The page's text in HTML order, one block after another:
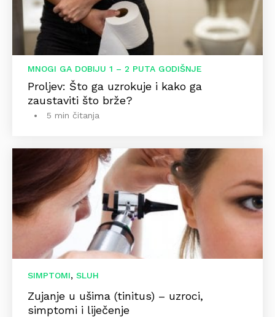
MNOGI GA DOBIJU 1 – 2 PUTA GODIŠNJE
Proljev: Što ga uzrokuje i kako ga
zaustaviti što brže?
5 min čitanja
SIMPTOMI, SLUH
Zujanje u ušima (tinitus) – uzroci,
simptomi i liječenje